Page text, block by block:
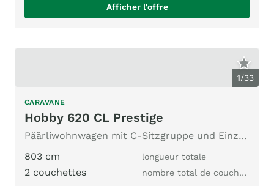
Afficher l'offre
1/33
CARAVANE
Hobby 620 CL Prestige
Päärliwohnwagen mit C-Sitzgruppe und Einzelbett
803 cm
longueur totale
2 couchettes nombre total de couchages